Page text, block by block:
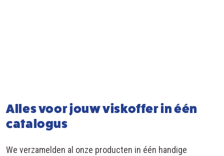
Alles voor jouw viskoffer in één
catalogus
We verzamelden al onze producten in één handige